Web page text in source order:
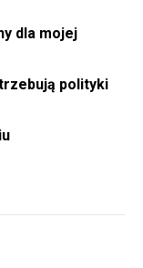
dla mojej
polityki